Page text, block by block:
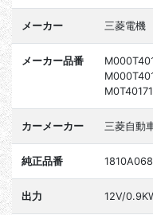
メーカー 三菱電機
メーカー品番
カーメーカー 三菱自動
純正品番 1810A068
出力 12V/